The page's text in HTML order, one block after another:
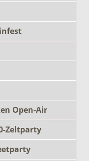
Open-Air
Zeltparty